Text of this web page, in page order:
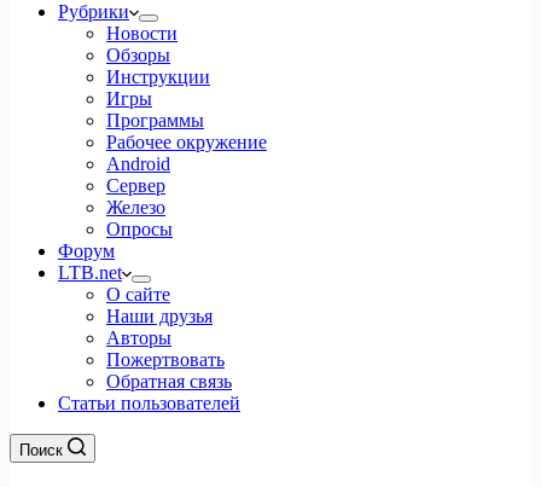
Рубрики
Новости
Обзоры
Инструкции
Игры
Программы
Рабочее окружение
Android
Сервер
Железо
Опросы
Форум
LTB.net
О сайте
Наши друзья
Авторы
Пожертвовать
Обратная связь
Статьи пользователей
Поиск